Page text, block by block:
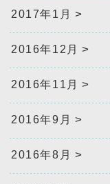
2017年1月
2016年12月
2016年11月
2016年9月
2016年8月